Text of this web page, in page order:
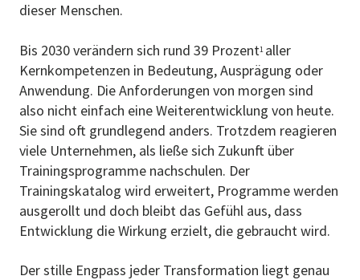
dieser Menschen.
Bis 2030 verändern sich rund 39 Prozent1 aller
Kernkompetenzen in Bedeutung, Ausprägung oder
Anwendung. Die Anforderungen von morgen sind
also nicht einfach eine Weiterentwicklung von heute.
Sie sind oft grundlegend anders. Trotzdem reagieren
viele Unternehmen, als ließe sich Zukunft über
Trainingsprogramme nachschulen. Der
Trainingskatalog wird erweitert, Programme werden
ausgerollt und doch bleibt das Gefühl aus, dass
Entwicklung die Wirkung erzielt, die gebraucht wird.
Der stille Engpass jeder Transformation liegt genau